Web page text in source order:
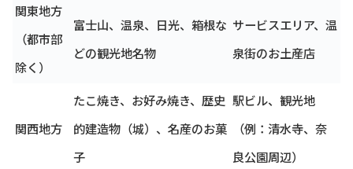
関東地方
（都市部
除く）
富士山、温泉、日光、箱根な
どの観光地名物
サービスエリア、温
泉街のお土産店
関西地方
たこ焼き、お好み焼き、歴史
的建造物（城）、名産のお菓
子
駅ビル、観光地
（例：清水寺、奈
良公園周辺）